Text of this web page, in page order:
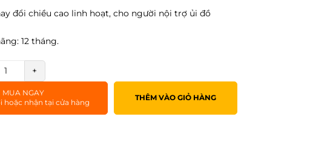
đổi chiều cao linh hoạt, cho người nội trợ ủi đồ
12 tháng.
+
MUA NGAY
hoặc nhận tại cửa hàng
THÊM VÀO GIỎ HÀNG